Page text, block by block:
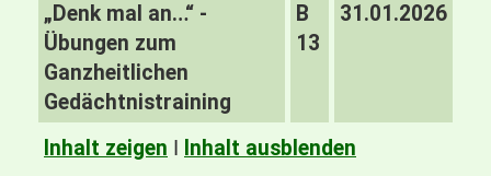
„Denk mal an…“ -
Übungen zum
Ganzheitlichen
Gedächtnistraining
B
13
31.01.2026
Inhalt zeigen I Inhalt ausblenden